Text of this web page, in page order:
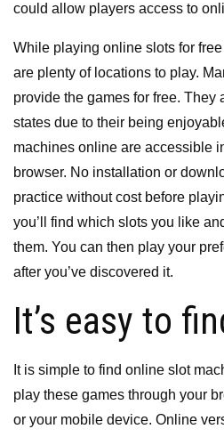
could allow players access to
While playing online slots for
are plenty of locations to play.
provide the games for free. They
states due to their being
machines online are accessible
browser. No installation or
practice without cost before
you’ll find which slots you like
them. You can then play your
after you’ve discovered it.
It’s easy to
It is simple to find online slot
play these games through your
or your mobile device. Online